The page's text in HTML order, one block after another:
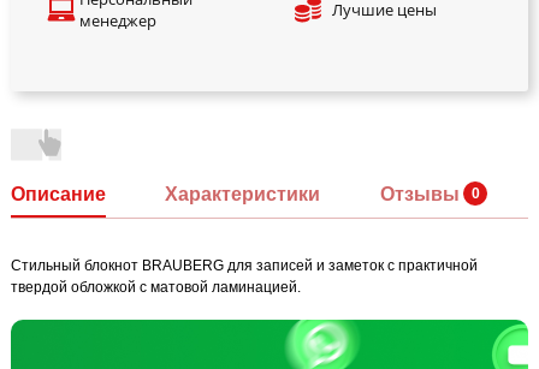
менеджер
Лучшие цены
Описание Характеристики Отзывы
Стильный блокнот BRAUBERG для записей и заметок с практичной
твердой обложкой с матовой ламинацией.